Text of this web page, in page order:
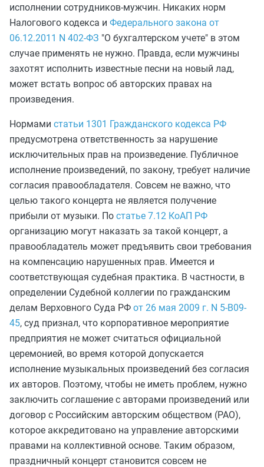
исполнении сотрудников-мужчин. Никаких норм
Налогового кодекса и Федерального закона от
06.12.2011 N 402-ФЗ "О бухгалтерском учете" в этом
случае применять не нужно. Правда, если мужчины
захотят исполнить известные песни на новый лад,
может встать вопрос об авторских правах на
произведения.
Нормами статьи 1301 Гражданского кодекса РФ
предусмотрена ответственность за нарушение
исключительных прав на произведение. Публичное
исполнение произведений, по закону, требует наличие
согласия правообладателя. Совсем не важно, что
целью такого концерта не является получение
прибыли от музыки. По статье 7.12 КоАП РФ
организацию могут наказать за такой концерт, а
правообладатель может предъявить свои требования
на компенсацию нарушенных прав. Имеется и
соответствующая судебная практика. В частности, в
определении Судебной коллегии по гражданским
делам Верховного Суда РФ от 26 мая 2009 г. N 5-В09-
45, суд признал, что корпоративное мероприятие
предприятия не может считаться официальной
церемонией, во время которой допускается
исполнение музыкальных произведений без согласия
их авторов. Поэтому, чтобы не иметь проблем, нужно
заключить соглашение с авторами произведений или
договор с Российским авторским обществом (РАО),
которое ак­кредитовано на управление авторскими
правами на коллективной основе. Таким образом,
праздничный концерт становится совсем не